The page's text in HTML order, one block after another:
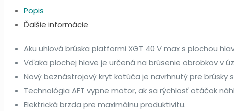
Popis
Ďalšie informácie
Aku uhlová brúska platformi XGT 40 V max s plochou
Vďaka plochej hlave je určená na brúsenie obrobkov v
Nový beznástrojový kryt kotúča je navrhnutý pre brúsky
Technológia AFT vypne motor, ak sa rýchlosť otáčok
Elektrická brzda pre maximálnu produktivitu.